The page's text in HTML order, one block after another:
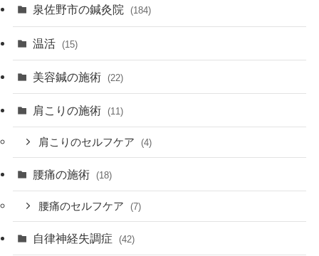
泉佐野市の鍼灸院 (184)
温活 (15)
美容鍼の施術 (22)
肩こりの施術 (11)
肩こりのセルフケア (4)
腰痛の施術 (18)
腰痛のセルフケア (7)
自律神経失調症 (42)